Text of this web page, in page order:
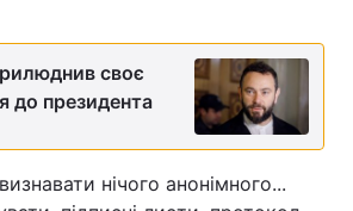
своє
до президента
нічого анонімного...